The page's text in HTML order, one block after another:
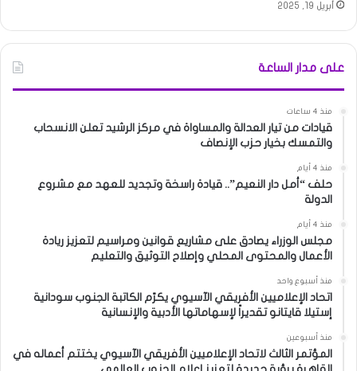
أبريل 19, 2025
على مدار الساعة
منذ 4 ساعات
قيادات من تيار العدالة والمساواة في مركز الرشيد تعلن الانسحاب
والتمسك بخيار حزب الإنصاف
منذ 4 أيام
حلف “أمل دار النعيم”.. قيادة راسخة وتجديد للعهد مع مشروع
الدولة
منذ 4 أيام
مجلس الوزراء يصادق على مشاريع قوانين ومراسيم لتعزيز ريادة
الأعمال والمحتوى المحلي وإصلاح التوثيق والتعليم
منذ أسبوع واحد
اتحاد الإعلاميين الأفريقي الآسيوي يكرّم الكاتبة الجنوب سودانية
إستيلا قايتانو تقديراً لإسهاماتها الأدبية والإنسانية
منذ أسبوعين
المؤتمر الثالث لاتحاد الإعلاميين الأفريقي الآسيوي يختتم أعماله في